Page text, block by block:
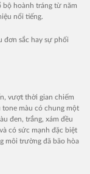
hoành tráng từ năm
nổi tiếng.
đơn sắc hay sự phối
vượt thời gian chiếm
màu có chung một
đen, trắng, xám đều
có sức mạnh đặc biệt
môi trường đã bão hòa